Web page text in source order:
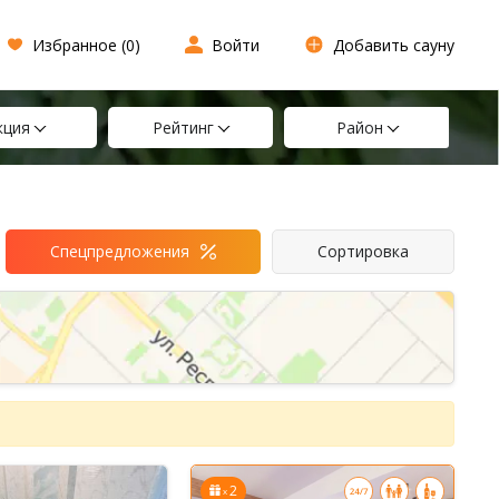
Избранное (0) Войти Добавить сауну
Рейтинг Район
Спецпредложения Сортировка
x2